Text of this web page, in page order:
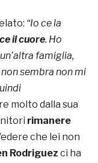
“Io ce la
il cuore. Ho
famiglia,
sembra non mi
molto dalla sua
rimanere
che lei non
Rodriguez ci ha